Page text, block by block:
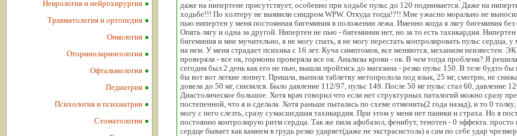
даже на нипертене присутствует, особенно при ходьбе пульс до 120 поднимается. Даже на
ходьбе!!! По холтеру не выявили синдром WPW. Откуда тогда!?!! Мне ужасно морально не
пью нипертен у меня постоянная бигеминия в положении лежа. Именно когда я лягу бигеминия без
Опять лягу и одна за другой. Нипертен не пью - бигеминии нет, но за то есть тахикардия.
бигеминия и мне мучительно, я не могу спать, я не могу перестать контролировать пульс сердца,
на нем. У меня страдает психика с 16 лет. Куча симптомов, все меняются, механизм неизвестен.
проверяла - все ок, гормоны проверяла все ок. Анализы крови - ок. В чем тогда проблема? Я
сегодня был 2 день как его не пью, вышла пройтись до магазина - резко пульс 150. В теле будто бы
бы вот вот легкие лопнут. Пришла, выпила таблетку метопролола под язык, 25 мг, смотрю, не
довела до 50 мг, снизился. Было давление 112/97, пульс 149. После 50 мг пульс стал 60, давление
Диастолическое большое. Хотя врач говорил что если нет структурных паталогий можно сразу
постепенной, что я и сделала. Хотя раньше пыталась по схеме отменить(2 года назад), и то 0
могу с него слезть, сразу сумасшедшая тахикардия. При этом у меня нет паники и страха. Но я
постоянно контролирую ритм сердца. Так же пила афобазол, фенибут, тенотен - 0 эффекта. просто
сердце бывает как камнем в грудь резко ударяет(даже не экстрасистола) а сам по себе удар
Неврология и нейрохирургия
Травматология и ортопедия
Онкология
Оториноларингология
Офтальмология
Педиатрия
Психология и психиатрия
Стоматология